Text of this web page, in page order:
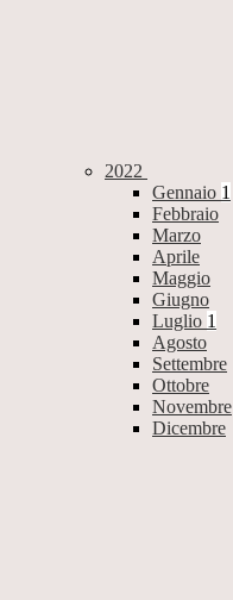
2022
Gennaio 1
Febbraio
Marzo
Aprile
Maggio
Giugno
Luglio 1
Agosto
Settembre
Ottobre
Novembre
Dicembre